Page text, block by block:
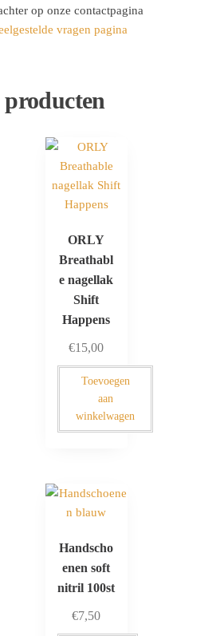
op onze contactpagina
vragen pagina
producten
ORLY
Breathabl
e nagellak
Shift
Happens
€15,00
Toevoegen
aan
winkelwagen
Handscho
enen soft
nitril 100st
€7,50